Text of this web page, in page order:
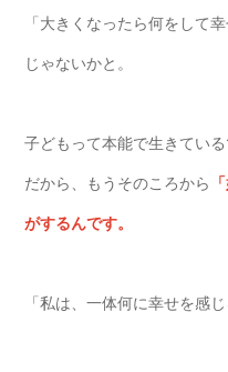
「大きくなったら何をして
じゃないかと。
子どもって本能で生きている
だから、もうそのころから
がするんです。
「私は、一体何に幸せを感